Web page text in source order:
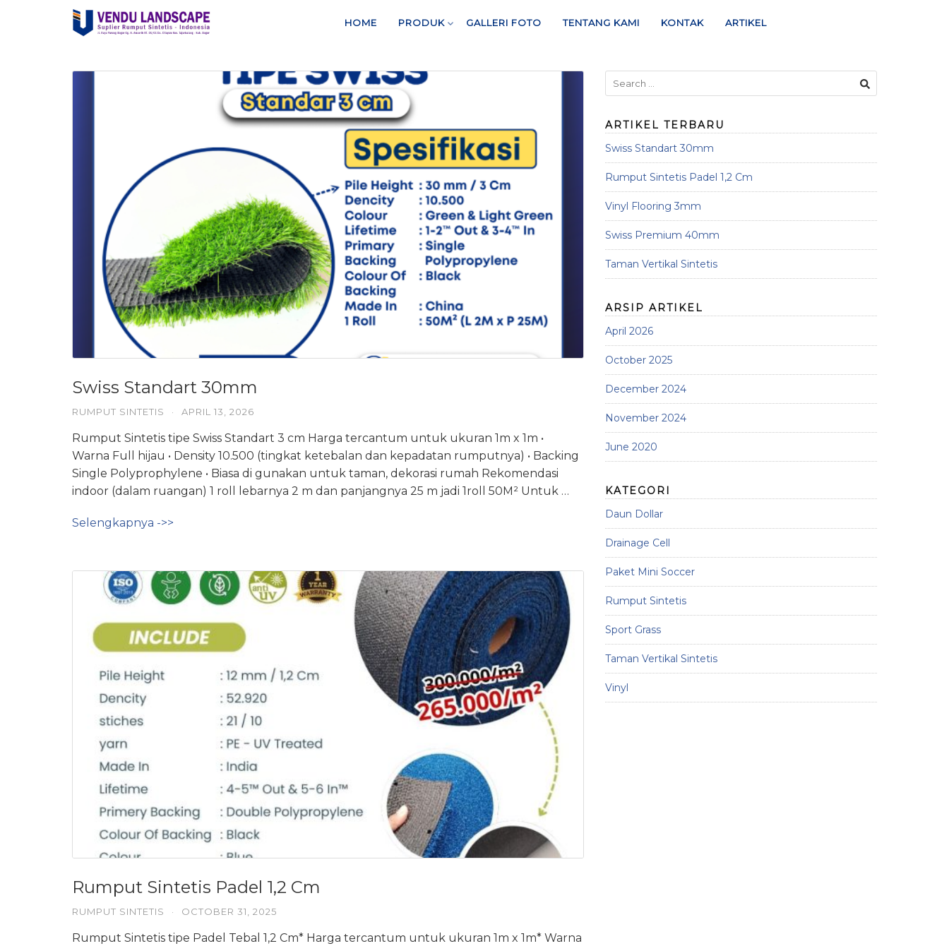
HOME PRODUK GALLERI FOTO TENTANG KAMI KONTAK ARTIKEL
Swiss Standart 30mm
RUMPUT SINTETIS · APRIL 13, 2026
Rumput Sintetis tipe Swiss Standart 3 cm Harga tercantum untuk ukuran 1m x 1m •
Warna Full hijau • Density 10.500 (tingkat ketebalan dan kepadatan rumputnya) • Backing
Single Polyprophylene • Biasa di gunakan untuk taman, dekorasi rumah Rekomendasi
indoor (dalam ruangan) 1 roll lebarnya 2 m dan panjangnya 25 m jadi 1roll 50M² Untuk …
Selengkapnya ->>
Rumput Sintetis Padel 1,2 Cm
RUMPUT SINTETIS · OCTOBER 31, 2025
Rumput Sintetis tipe Padel Tebal 1,2 Cm* Harga tercantum untuk ukuran 1m x 1m* Warna
ARTIKEL TERBARU
Swiss Standart 30mm
Rumput Sintetis Padel 1,2 Cm
Vinyl Flooring 3mm
Swiss Premium 40mm
Taman Vertikal Sintetis
ARSIP ARTIKEL
April 2026
October 2025
December 2024
November 2024
June 2020
KATEGORI
Daun Dollar
Drainage Cell
Paket Mini Soccer
Rumput Sintetis
Sport Grass
Taman Vertikal Sintetis
Vinyl